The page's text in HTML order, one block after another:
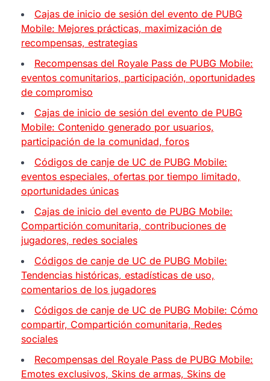
Cajas de inicio de sesión del evento de PUBG
Mobile: Mejores prácticas, maximización de
recompensas, estrategias
Recompensas del Royale Pass de PUBG Mobile:
eventos comunitarios, participación, oportunidades
de compromiso
Cajas de inicio de sesión del evento de PUBG
Mobile: Contenido generado por usuarios,
participación de la comunidad, foros
Códigos de canje de UC de PUBG Mobile:
eventos especiales, ofertas por tiempo limitado,
oportunidades únicas
Cajas de inicio del evento de PUBG Mobile:
Compartición comunitaria, contribuciones de
jugadores, redes sociales
Códigos de canje de UC de PUBG Mobile:
Tendencias históricas, estadísticas de uso,
comentarios de los jugadores
Códigos de canje de UC de PUBG Mobile: Cómo
compartir, Compartición comunitaria, Redes
sociales
Recompensas del Royale Pass de PUBG Mobile:
Emotes exclusivos, Skins de armas, Skins de